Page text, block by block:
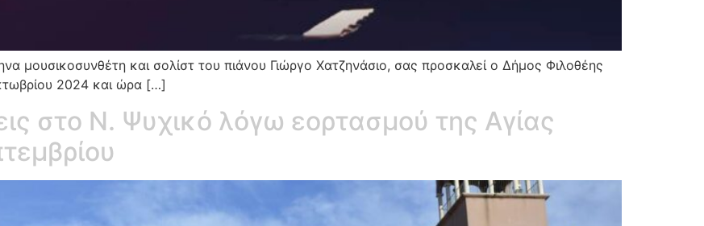
μουσικοσυνθέτη και σολίστ του πιάνου Γιώργο Χατζηνάσιο, σας προσκαλεί ο Δήμος Φιλοθέης
2024 και ώρα […]
στο Ν. Ψυχικό λόγω εορτασμού της Αγίας